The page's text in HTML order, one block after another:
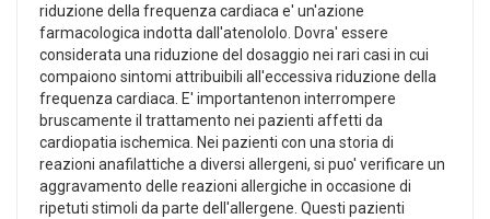
riduzione della frequenza cardiaca e' un'azione
farmacologica indotta dall'atenololo. Dovra' essere
considerata una riduzione del dosaggio nei rari casi in cui
compaiono sintomi attribuibili all'eccessiva riduzione della
frequenza cardiaca. E' importantenon interrompere
bruscamente il trattamento nei pazienti affetti da
cardiopatia ischemica. Nei pazienti con una storia di
reazioni anafilattiche a diversi allergeni, si puo' verificare un
aggravamento delle reazioni allergiche in occasione di
ripetuti stimoli da parte dell'allergene. Questi pazienti